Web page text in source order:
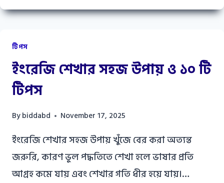
টাকায়
আইডিয়া:
ব্যবসা
করা
টিপস
ইংরেজি শেখার সহজ উপায় ও ১০ টি
টিপস
Bybiddabd November 17, 2025
ইংরেজি শেখার সহজ উপায় খুঁজে বের করা অত্যন্ত
জরুরি, কারণ ভুল পদ্ধতিতে শেখা হলে ভাষার প্রতি
আগ্রহ কমে যায় এবং শেখার গতি ধীর হয়ে যায়।…